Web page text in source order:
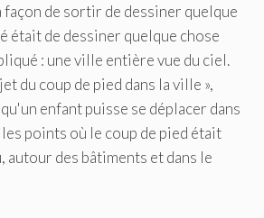
façon de sortir de dessiner quelque
était de dessiner quelque chose
: une ville entière vue du ciel.
du coup de pied dans la ville »,
enfant puisse se déplacer dans
points où le coup de pied était
autour des bâtiments et dans le